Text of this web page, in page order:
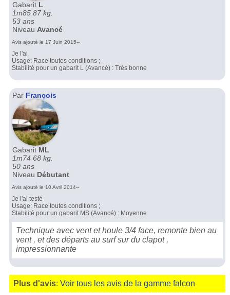
Gabarit L
1m85 87 kg.
53 ans
Niveau Avancé
Avis ajouté le 17 Juin 2015--
Je l'ai
Usage: Race toutes conditions ;
Stabilité pour un gabarit L (Avancé) : Très bonne
Par François
Gabarit ML
1m74 68 kg.
50 ans
Niveau Débutant
Avis ajouté le 10 Avril 2014--
Je l'ai testé
Usage: Race toutes conditions ;
Stabilité pour un gabarit MS (Avancé) : Moyenne
Technique avec vent et houle 3/4 face, remonte bien au
vent , et des départs au surf sur du clapot ,
impressionnante
Plus d'avis:Voir tous les avis de la gamme falcon